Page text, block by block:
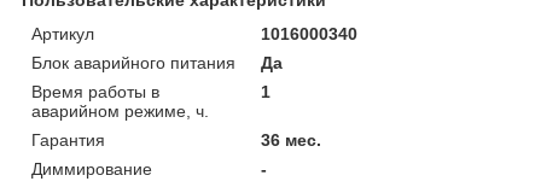
Артикул
1016000340
Блок аварийного питания
Да
Время работы в
аварийном режиме, ч.
1
Гарантия
36 мес.
Диммирование
-